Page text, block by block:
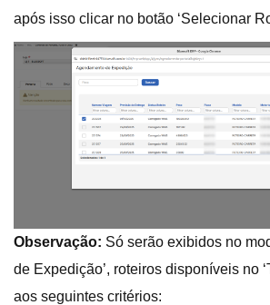
após isso clicar no botão ‘Selecionar
Observação: Só serão exibidos no
de Expedição’, roteiros disponíveis no
aos seguintes critérios: